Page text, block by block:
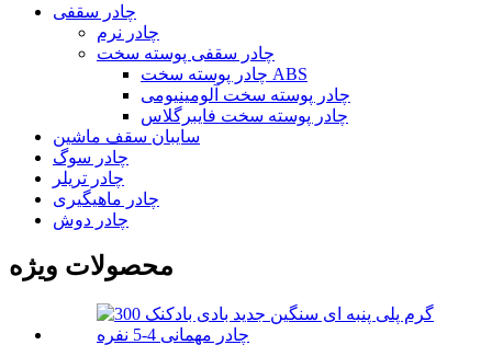
چادر سقفی
چادر نرم
چادر سقفی پوسته سخت
چادر پوسته سخت ABS
چادر پوسته سخت آلومینیومی
چادر پوسته سخت فایبرگلاس
سایبان سقف ماشین
چادر سوگ
چادر تریلر
چادر ماهیگیری
چادر دوش
محصولات ویژه